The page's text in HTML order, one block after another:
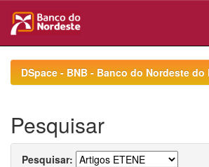
navigationDSpace - BNB - Banco do Nordeste do
Pesquisar
Pesquisar: